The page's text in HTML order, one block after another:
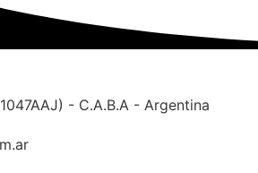
- C.A.B.A - Argentina